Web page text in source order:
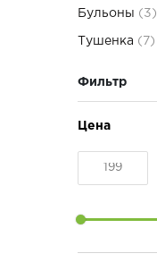
Бульоны (3)
Тушенка (7)
Фильтр
Цена